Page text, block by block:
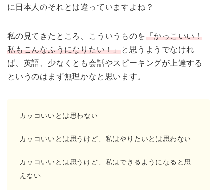
に日本人のそれとは違っていますよね？
私の見てきたところ、こういうものを「かっこいい！
私もこんなふうになりたい！」と思うようでなけれ
ば、英語、少なくとも会話やスピーキングが上達する
というのはまず無理かなと思います。
カッコいいとは思わない
カッコいいとは思うけど、私はやりたいとは思わない
カッコいいとは思うけど、私はできるようになると思
えない